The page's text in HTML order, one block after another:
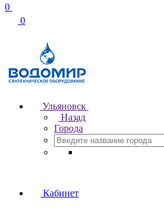
0
0
Ульяновск
Назад
Города
Кабинет